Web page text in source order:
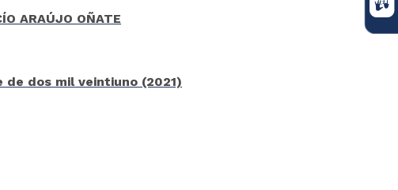
ARAÚJO OÑATE
de dos mil veintiuno (2021)